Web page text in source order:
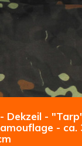
- Dekzeil -
- ca.